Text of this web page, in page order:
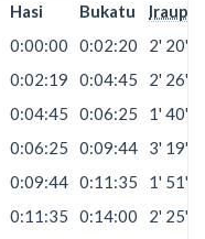
Hasi Bukatu Iraup.
0:00:00 0:02:20 2' 20''
0:02:19 0:04:45 2' 26''
0:04:45 0:06:25 1' 40''
0:06:25 0:09:44 3' 19''
0:09:44 0:11:35 1' 51''
0:11:35 0:14:00 2' 25''